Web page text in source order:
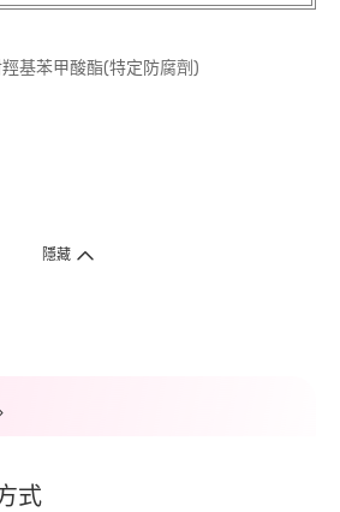
基苯甲酸酯(特定防腐劑)
隱藏
式